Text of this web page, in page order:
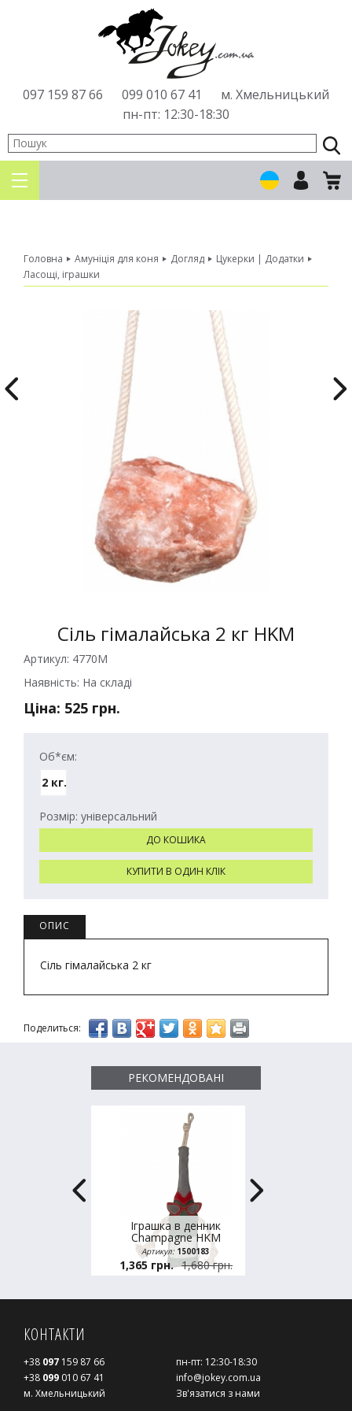
097 159 87 66 099 010 67 41
м. Хмельницький
пн-пт: 12:30-18:30
Головна Амуніція для коня
» Догляд
» Цукерки | Додатки
»
Ласощі, іграшки
Сіль гімалайська 2 кг HKM
Артикул: 4770М
Наявність: На складі
Ціна: 525 грн.
Об*єм:
2 кг.
Розмір: універсальний
ОПИС
Сіль гімалайська 2 кг
Поделиться:
РЕКОМЕНДОВАНІ
Іграшка в денник
ChampagneHKM
Артикул: 1500183
1,365 грн. 1,680 грн.
КОНТАКТИ
+38 097 159 87 66
+38 099 010 67 41
м. Хмельницький
пн-пт: 12:30-18:30
info@jokey.com.ua
Зв'язатися з нами